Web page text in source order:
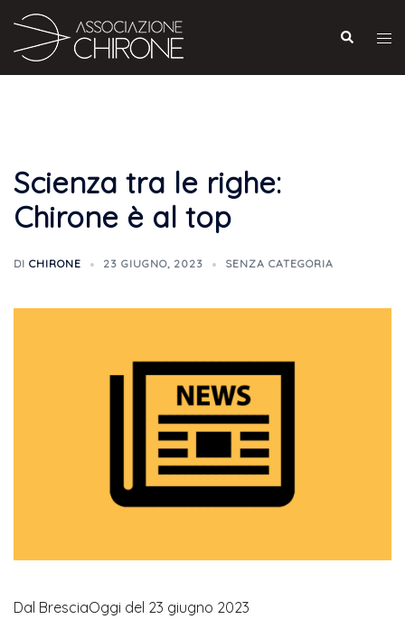
Scienza tra le righe:
Chirone è al top
DI CHIRONE 23 GIUGNO, 2023 SENZA CATEGORIA
Dal BresciaOggi del 23 giugno 2023